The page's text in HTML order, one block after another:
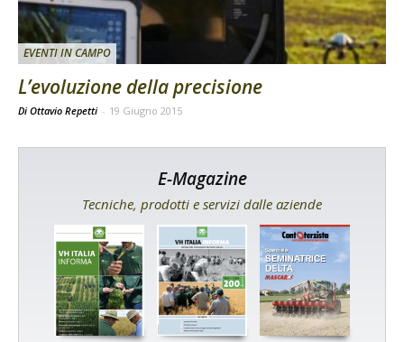
EVENTI IN CAMPO
L’evoluzione della precisione
Di Ottavio Repetti - 19 Giugno 2015
E-Magazine
Tecniche, prodotti e servizi dalle aziende